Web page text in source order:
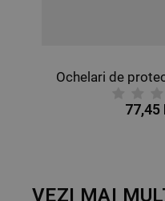
5X1
VEZI MAI